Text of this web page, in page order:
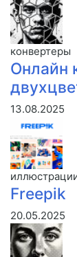
конвертеры
Онлайн
13.08.2025
Freepik
20.05.2025